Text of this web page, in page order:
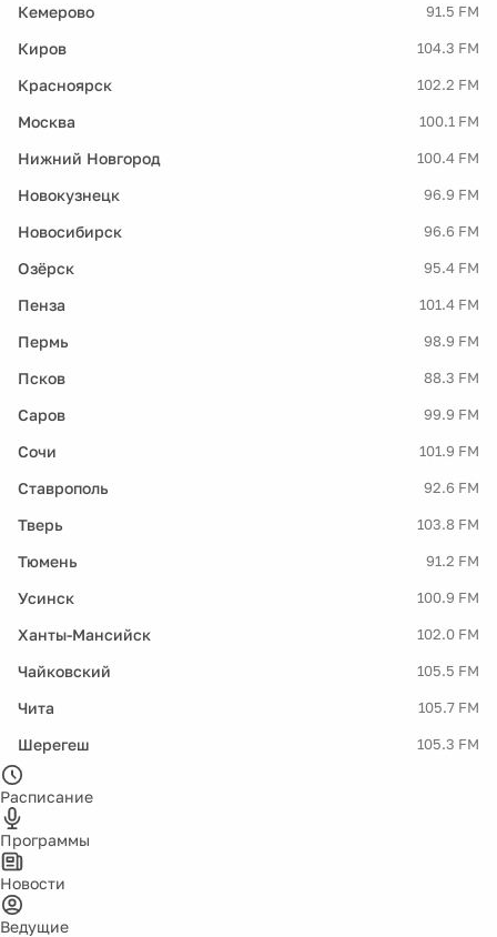
Кемерово 91.5 FM
Киров 104.3 FM
Красноярск 102.2 FM
Москва 100.1 FM
Нижний Новгород 100.4 FM
Новокузнецк 96.9 FM
Новосибирск 96.6 FM
Озёрск 95.4 FM
Пенза 101.4 FM
Пермь 98.9 FM
Псков 88.3 FM
Саров 99.9 FM
Сочи 101.9 FM
Ставрополь 92.6 FM
Тверь 103.8 FM
Тюмень 91.2 FM
Усинск 100.9 FM
Ханты-Мансийск 102.0 FM
Чайковский 105.5 FM
Чита 105.7 FM
Шерегеш 105.3 FM
Расписание
Программы
Новости
Ведущие